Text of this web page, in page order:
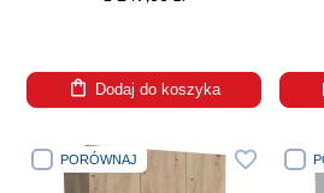
Dodaj do koszyka
PORÓWNAJ